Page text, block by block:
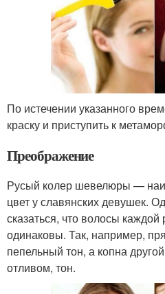
По истечении указанного
краску и приступить к
Преображение
Русый колер шевелюры —
цвет у славянских девушек.
сказаться, что волосы
одинаковы. Так, например,
пепельный тон, а копна
отливом, тон.